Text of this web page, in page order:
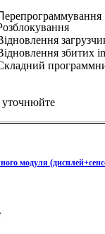
ерепрограммування
збитих
модуля